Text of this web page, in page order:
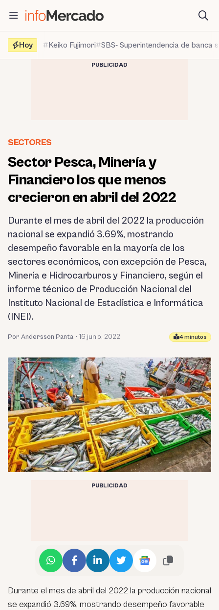
contenido
Hoy
Keiko Fujimori SBS- Superintendencia de banca
PUBLICIDAD
SECTORES
Sector Pesca, Minería y
Financiero los que menos
crecieron en abril del 2022
Durante el mes de abril del 2022 la producción
nacional se expandió 3.69%, mostrando
desempeño favorable en la mayoría de los
sectores económicos, con excepción de Pesca,
Minería e Hidrocarburos y Financiero, según el
informe técnico de Producción Nacional del
Instituto Nacional de Estadística e Informática
(INEI).
Por Andersson Panta • 16 junio, 2022 4 minutos
PUBLICIDAD
Durante el mes de abril del 2022 la producción nacional
se expandió 3.69%, mostrando desempeño favorable